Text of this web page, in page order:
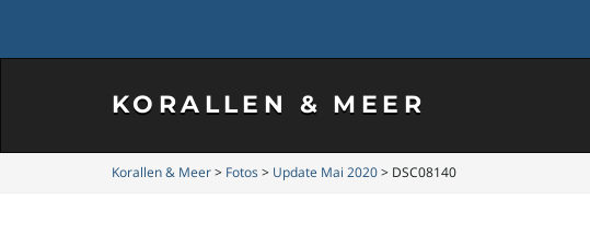
KORALLEN & MEER
Korallen & Meer> Fotos > Update Mai 2020> DSC08140